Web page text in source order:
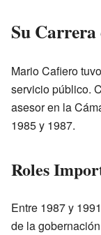
Su
Mario Cafiero
servicio público.
asesor en la
1985 y 1987.
Roles
Entre 1987 y
de la